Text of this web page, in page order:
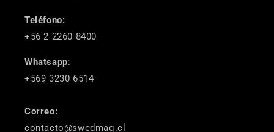
Teléfono:
+56 2 2260 8400
Whatsapp:
+569 3230 6514
Correo:
contacto@swedmaq.cl